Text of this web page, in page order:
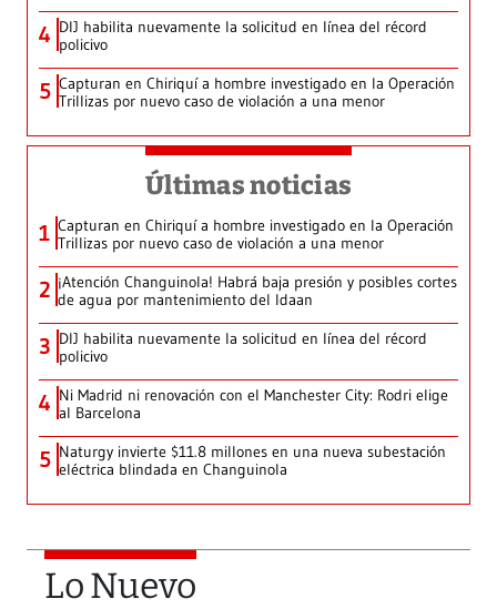
4 DIJ habilita nuevamente la solicitud en línea del récord
policivo
5 Capturan en Chiriquí a hombre investigado en la Operación
Trillizas por nuevo caso de violación a una menor
Últimas noticias
1 Capturan en Chiriquí a hombre investigado en la Operación
Trillizas por nuevo caso de violación a una menor
2 ¡Atención Changuinola! Habrá baja presión y posibles cortes
de agua por mantenimiento del Idaan
3 DIJ habilita nuevamente la solicitud en línea del récord
policivo
4 Ni Madrid ni renovación con el Manchester City: Rodri elige
al Barcelona
5 Naturgy invierte $11.8 millones en una nueva subestación
eléctrica blindada en Changuinola
Lo Nuevo